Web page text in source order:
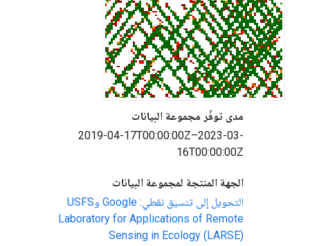
مدى توفّر مجموعة البيانات
2019-04-17T00:00:00Z–2023-03-
16T00:00:00Z
الجهة المنتجة لمجموعة البيانات
التحويل إلى تنسيق نقطي: Google وUSFS
Laboratory for Applications of Remote
Sensing in Ecology (LARSE)